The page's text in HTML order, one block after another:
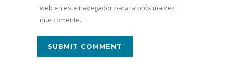
web en este navegador para la próxima vez
que comente.